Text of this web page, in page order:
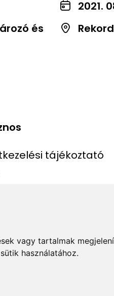
vagy tartalmak
használatához.
2021.
és
tájékoztató